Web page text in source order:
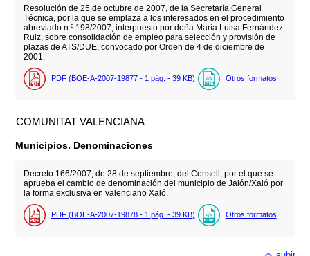
Resolución de 25 de octubre de 2007, de la Secretaría General
Técnica, por la que se emplaza a los interesados en el procedimiento
abreviado n.º 198/2007, interpuesto por doña María Luisa Fernández
Ruiz, sobre consolidación de empleo para selección y provisión de
plazas de ATS/DUE, convocado por Orden de 4 de diciembre de
2001.
PDF (BOE-A-2007-19877 - 1 pág. - 39 KB) Otros formatos
COMUNITAT VALENCIANA
Municipios. Denominaciones
Decreto 166/2007, de 28 de septiembre, del Consell, por el que se
aprueba el cambio de denominación del municipio de Jalón/Xaló por
la forma exclusiva en valenciano Xaló.
PDF (BOE-A-2007-19878 - 1 pág. - 39 KB) Otros formatos